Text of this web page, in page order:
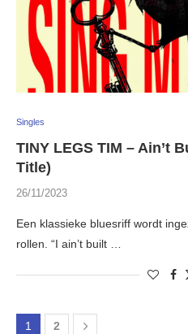
Singles
TINY LEGS TIM – Ain’t
Title)
26/11/2023
Een klassieke bluesriff wordt
rollen. “I ain’t built …
1 2